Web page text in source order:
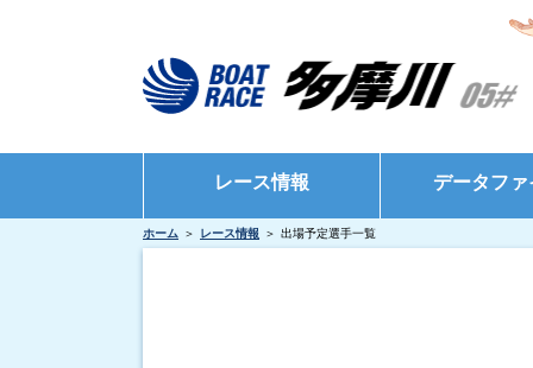
レース情報
シリーズインデックス
データファ
ホーム レース情報 出場予定選手一覧